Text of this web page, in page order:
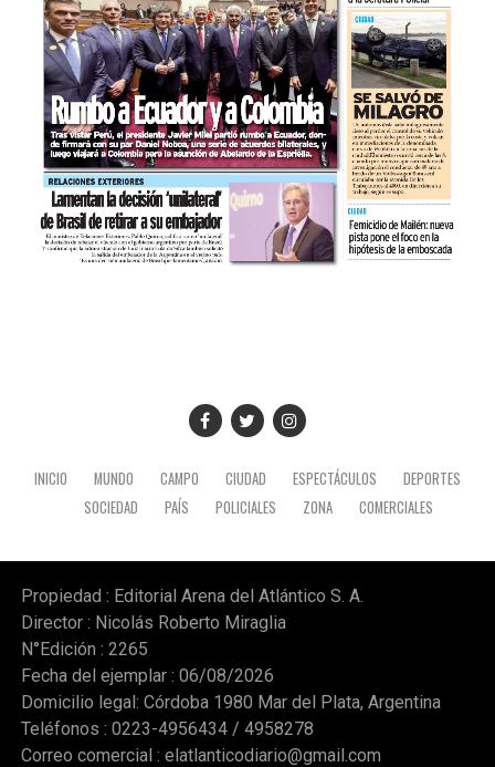
INICIO MUNDO CAMPO CIUDAD ESPECTÁCULOS
DEPORTES
SOCIEDAD
PAÍS POLICIALES ZONA COMERCIALES
Propiedad : Editorial Arena del Atlántico S. A.
Director : Nicolás Roberto Miraglia
N°Edición : 2265
Fecha del ejemplar : 06/08/2026
Domicilio legal: Córdoba 1980 Mar del Plata, Argentina
Teléfonos : 0223-4956434 / 4958278
Correo comercial : elatlanticodiario@gmail.com